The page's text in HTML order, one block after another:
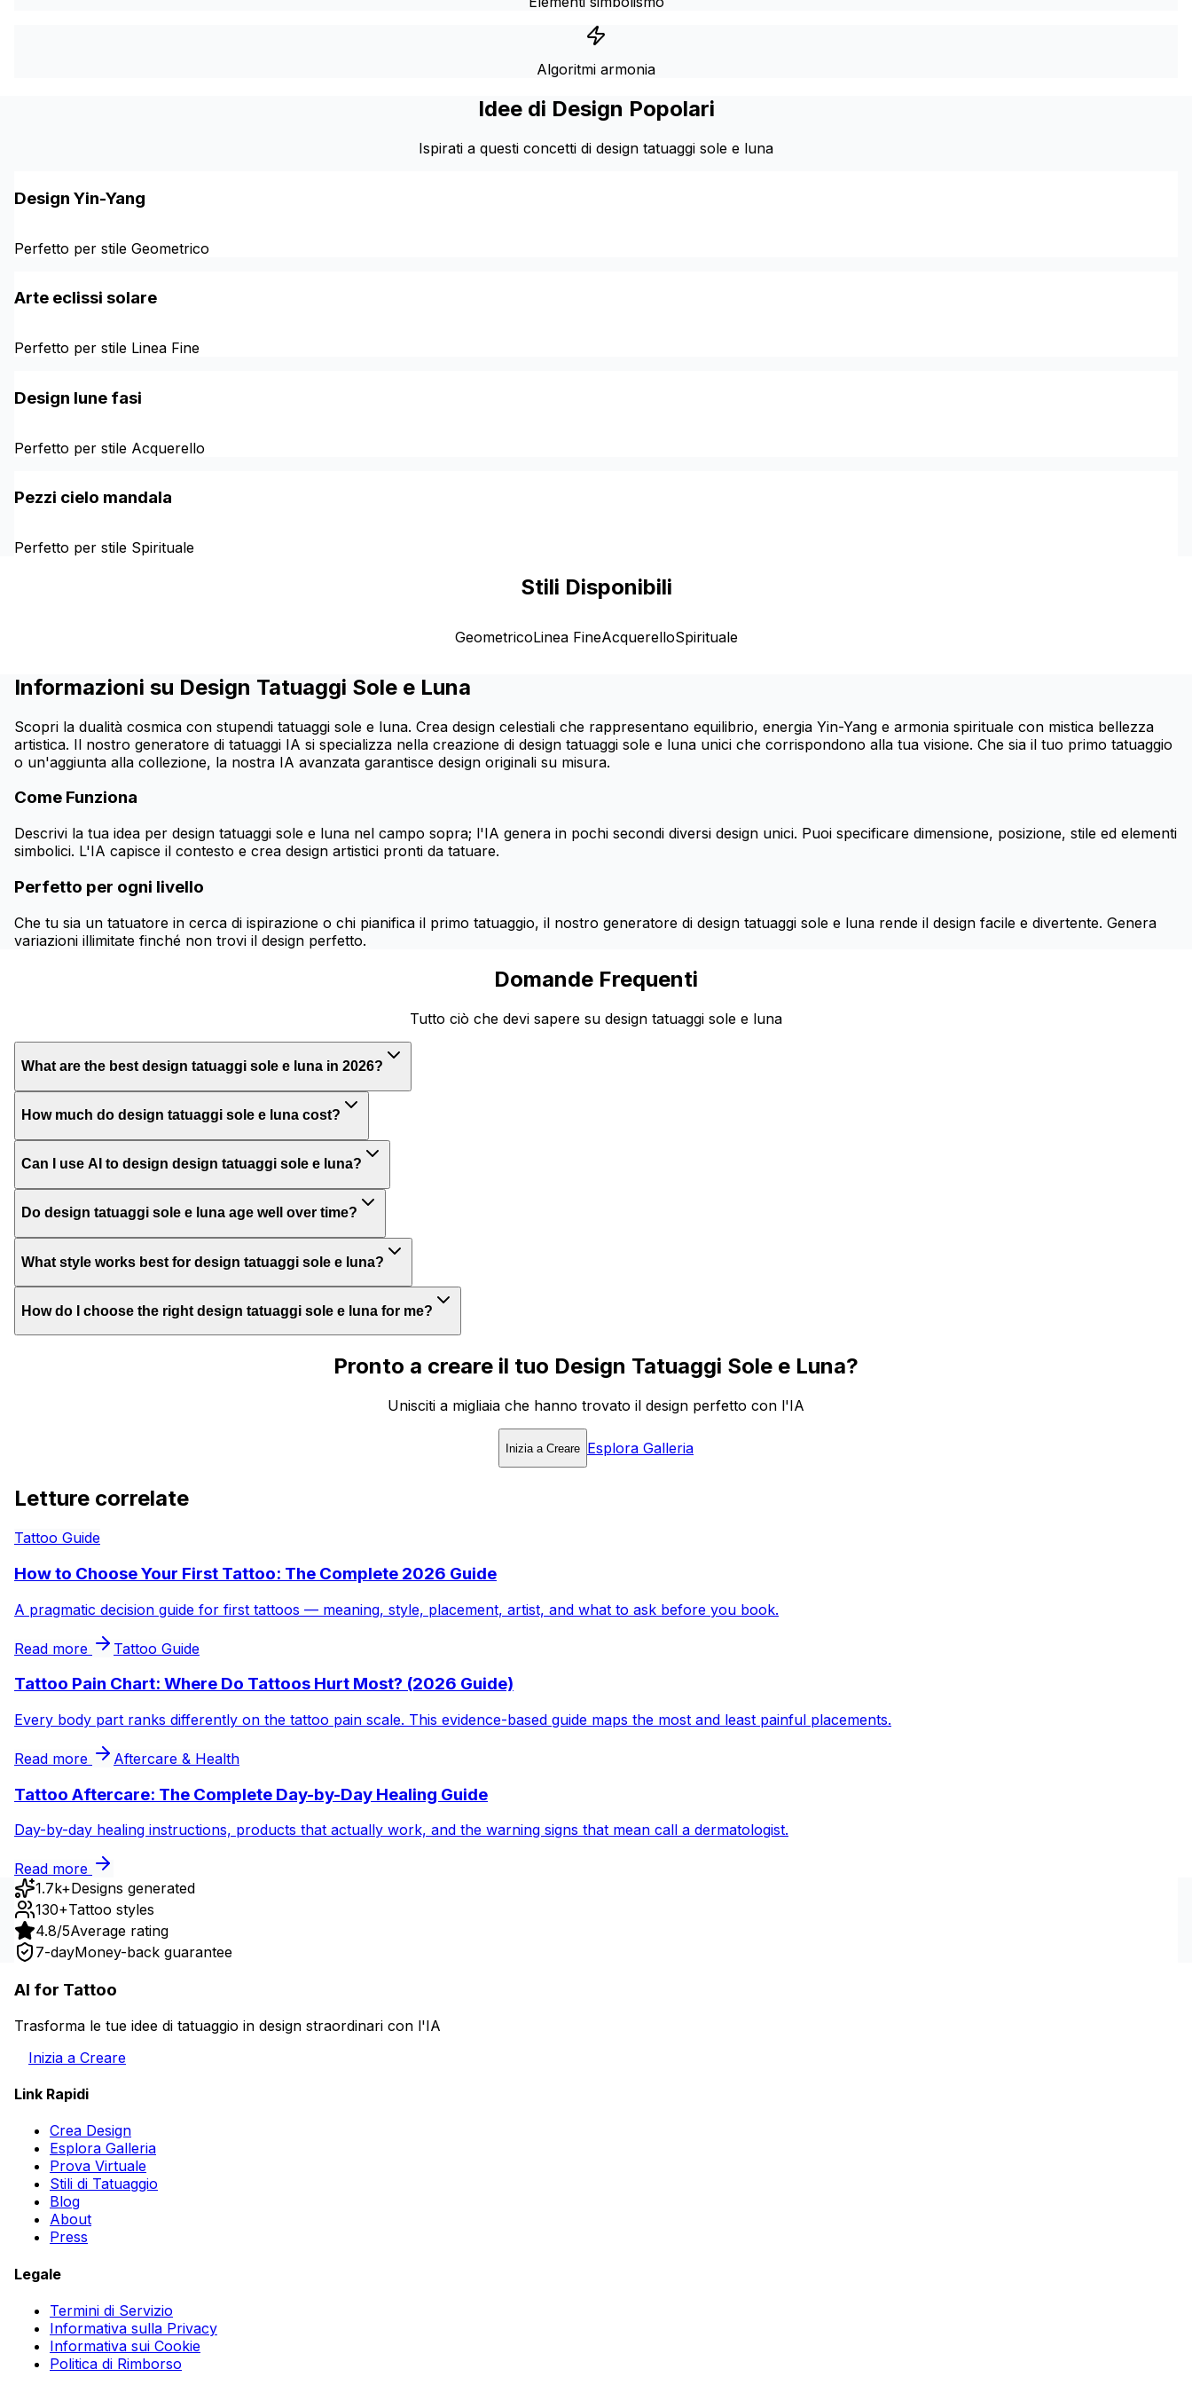
Algoritmi armonia
Idee di Design Popolari
Ispirati a questi concetti di design tatuaggi sole e luna
Design Yin-Yang
Perfetto per stile Geometrico
Arte eclissi solare
Perfetto per stile Linea Fine
Design lune fasi
Perfetto per stile Acquerello
Pezzi cielo mandala
Perfetto per stile Spirituale
Stili Disponibili
GeometricoLinea FineAcquerelloSpirituale
Informazioni su Design Tatuaggi Sole e Luna
Scopri la dualità cosmica con stupendi tatuaggi sole e luna. Crea design celestiali che rappresentano equilibrio, energia Yin-Yang e armonia spirituale con mistica bellezza
artistica. Il nostro generatore di tatuaggi IA si specializza nella creazione di design tatuaggi sole e luna unici che corrispondono alla tua visione. Che sia il tuo primo tatuaggio
o un'aggiunta alla collezione, la nostra IA avanzata garantisce design originali su misura.
Come Funziona
Descrivi la tua idea per design tatuaggi sole e luna nel campo sopra; l'IA genera in pochi secondi diversi design unici. Puoi specificare dimensione, posizione, stile ed elementi
simbolici. L'IA capisce il contesto e crea design artistici pronti da tatuare.
Perfetto per ogni livello
Che tu sia un tatuatore in cerca di ispirazione o chi pianifica il primo tatuaggio, il nostro generatore di design tatuaggi sole e luna rende il design facile e divertente. Genera
variazioni illimitate finché non trovi il design perfetto.
Domande Frequenti
Tutto ciò che devi sapere su design tatuaggi sole e luna
What are the best design tatuaggi sole e luna in 2026?
How much do design tatuaggi sole e luna cost?
Can I use AI to design design tatuaggi sole e luna?
Do design tatuaggi sole e luna age well over time?
What style works best for design tatuaggi sole e luna?
How do I choose the right design tatuaggi sole e luna for me?
Pronto a creare il tuo Design Tatuaggi Sole e Luna?
Unisciti a migliaia che hanno trovato il design perfetto con l'IA
Inizia a Creare Esplora Galleria
Letture correlate
Tattoo Guide
How to Choose Your First Tattoo: The Complete 2026 Guide
A pragmatic decision guide for first tattoos — meaning, style, placement, artist, and what to ask before you book.
Read more Tattoo Guide
Tattoo Pain Chart: Where Do Tattoos Hurt Most? (2026 Guide)
Every body part ranks differently on the tattoo pain scale. This evidence-based guide maps the most and least painful placements.
Read more Aftercare & Health
Tattoo Aftercare: The Complete Day-by-Day Healing Guide
Day-by-day healing instructions, products that actually work, and the warning signs that mean call a dermatologist.
Read more
1.7k+Designs generated
130+Tattoo styles
4.8/5Average rating
7-dayMoney-back guarantee
AI for Tattoo
Trasforma le tue idee di tatuaggio in design straordinari con l'IA
Inizia a Creare
Link Rapidi
Crea Design
Esplora Galleria
Prova Virtuale
Stili di Tatuaggio
Blog
About
Press
Legale
Termini di Servizio
Informativa sulla Privacy
Informativa sui Cookie
Politica di Rimborso